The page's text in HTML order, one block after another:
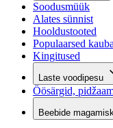
Soodusmüük
Alates sünnist
Hooldustooted
Populaarsed
Kingitused
Laste voodipesu
Öösärgid,
Beebide